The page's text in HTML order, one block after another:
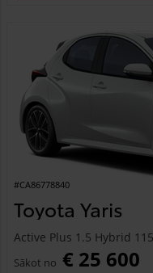
#CA86778840
Toyota Yaris
Active Plus 1.5 Hybrid
Sākot no € 25 600